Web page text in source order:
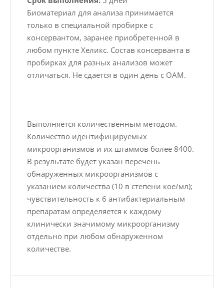
Биоматериал для анализа принимается
только в специальной пробирке с
консервантом, заранее приобретенной в
любом пункте Хеликс. Состав консерванта в
пробирках для разных анализов может
отличаться. Не сдается в один день с ОАМ.
Выполняется количественным методом.
Количество идентифицируемых
микроорганизмов и их штаммов более 8400.
В результате будет указан перечень
обнаруженных микроорганизмов с
указанием количества (10 в степени кое/мл);
чувствительность к 6 антибактериальным
препаратам определяется к каждому
клинически значимому микроорганизму
отдельно при любом обнаруженном
количестве.